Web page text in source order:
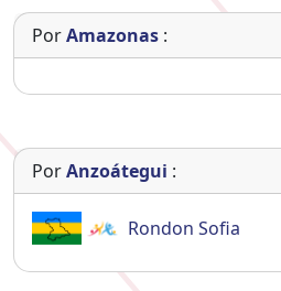
PorAmazonas :
PorAnzoátegui :
Rondon Sofia